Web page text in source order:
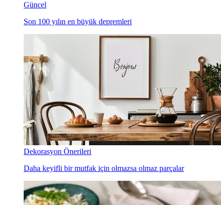
Güncel
Son 100 yılın en büyük depremleri
Dekorasyon Önerileri
Daha keyifli bir mutfak için olmazsa olmaz parçalar